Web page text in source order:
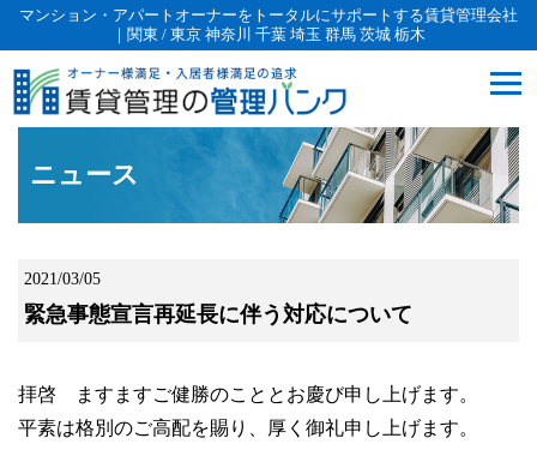
マンション・アパートオーナーをトータルにサポートする賃貸管理会社
｜関東 / 東京 神奈川 千葉 埼玉 群馬 茨城 栃木
ニュース
2021/03/05
緊急事態宣言再延長に伴う対応について
拝啓 ますますご健勝のこととお慶び申し上げます。
平素は格別のご高配を賜り、厚く御礼申し上げます。